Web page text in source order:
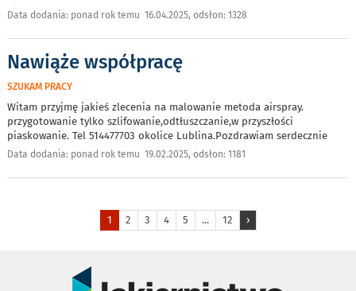
Data dodania: ponad rok temu 16.04.2025, odsłon: 1328
Nawiąże współpracę
SZUKAM PRACY
Witam przyjmę jakieś zlecenia na malowanie metoda airspray.
przygotowanie tylko szlifowanie,odtłuszczanie,w przyszłości
piaskowanie. Tel 514477703 okolice Lublina.Pozdrawiam serdecznie
Data dodania: ponad rok temu 19.02.2025, odsłon: 1181
1 2 3 4 5 ... 12 ›